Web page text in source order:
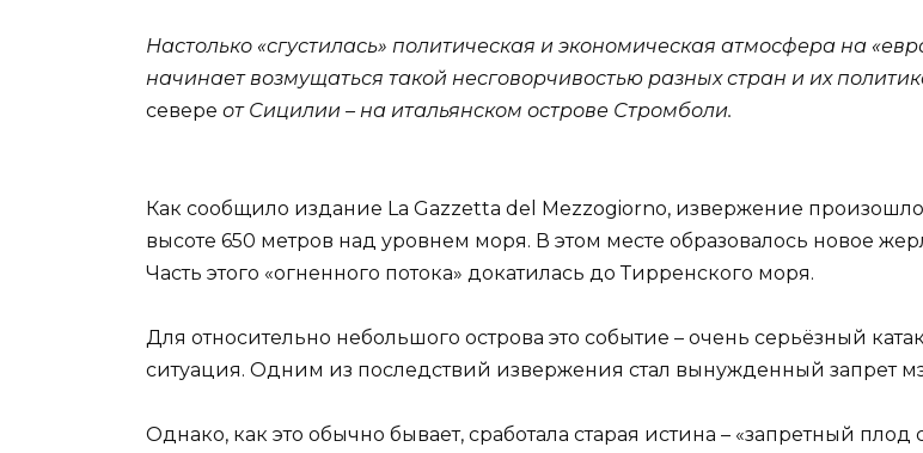
Настолько «сгустилась» политическая и экономическая атмосфера на
начинает возмущаться такой несговорчивостью разных стран и их
севере от Сицилии – на итальянском острове Стромболи.
Как сообщило издание La Gazzetta del Mezzogiorno, извержение
высоте 650 метров над уровнем моря. В этом месте образовалось новое
Часть этого «огненного потока» докатилась до Тирренского моря.
Для относительно небольшого острова это событие – очень серьёзный
ситуация. Одним из последствий извержения стал вынужденный запрет
Однако, как это обычно бывает, сработала старая истина – «запретный